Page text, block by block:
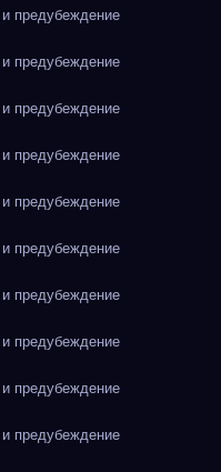
предубеждение
предубеждение
предубеждение
предубеждение
предубеждение
предубеждение
предубеждение
предубеждение
предубеждение
предубеждение